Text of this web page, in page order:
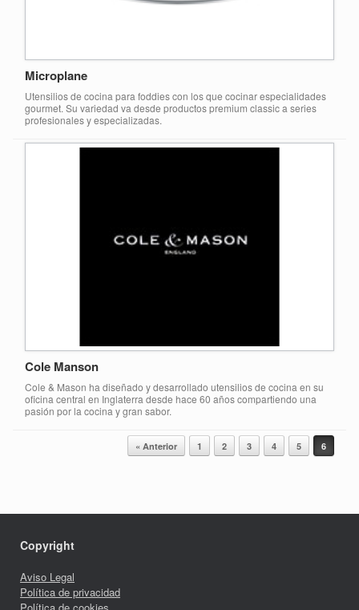
Microplane
Utensilios de cocina para foddies con los que cocinar especialidades
gourmet. Su variedad va desde productos premium classic a series
profesionales y especializadas.
Cole Manson
Cole & Mason ha diseñado y desarrollado utensilios de cocina en su
oficina central en Inglaterra desde hace 60 años compartiendo una
pasión por la cocina y gran sabor.
Navegador de artículos « Anterior 1 2 3 4 5 6
Copyright
Aviso Legal
Política de privacidad